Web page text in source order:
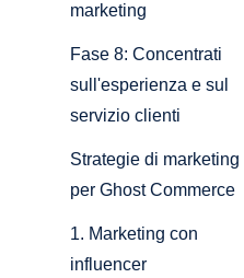
marketing
Fase 8: Concentrati
sull'esperienza e sul
servizio clienti
Strategie di marketing
per Ghost Commerce
1. Marketing con
influencer